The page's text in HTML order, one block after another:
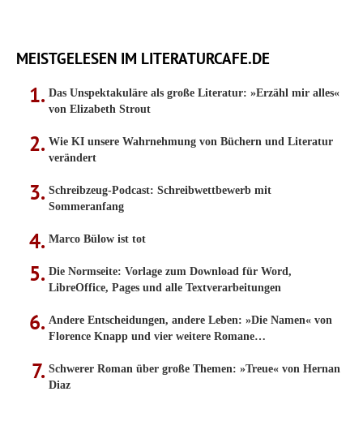
MEISTGELESEN IM LITERATURCAFE.DE
Das Unspektakuläre als große Literatur: »Erzähl mir alles«
von Elizabeth Strout
Wie KI unsere Wahrnehmung von Büchern und Literatur
verändert
Schreibzeug-Podcast: Schreibwettbewerb mit
Sommeranfang
Marco Bülow ist tot
Die Normseite: Vorlage zum Download für Word,
LibreOffice, Pages und alle Textverarbeitungen
Andere Entscheidungen, andere Leben: »Die Namen« von
Florence Knapp und vier weitere Romane…
Schwerer Roman über große Themen: »Treue« von Hernan
Diaz